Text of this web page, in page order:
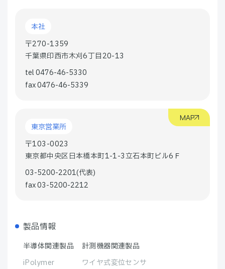
本社
〒270-1359
千葉県印西市木刈6丁目20-13
tel 0476-46-5330
fax 0476-46-5339
MAP
東京営業所
〒103-0023
東京都中央区日本橋本町1-1-3立石本町ビル6Ｆ
03-5200-2201(代表)
fax 03-5200-2212
製品情報
半導体関連製品
iPolymer
計測機器関連製品
ワイヤ式変位センサ